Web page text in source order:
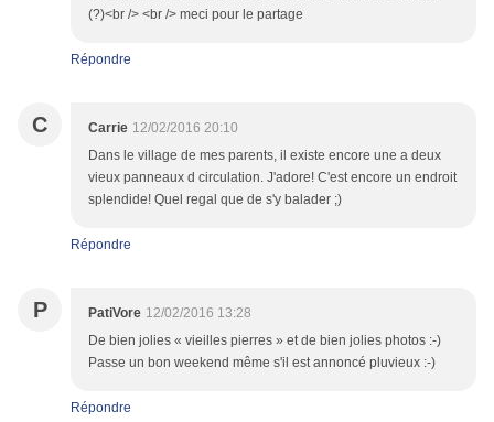
(?)<br /> <br /> meci pour le partage
Répondre
C Carrie 12/02/2016 20:10
Dans le village de mes parents, il existe encore une a deux
vieux panneaux d circulation. J'adore! C'est encore un endroit
splendide! Quel regal que de s'y balader ;)
Répondre
P PatiVore 12/02/2016 13:28
De bien jolies « vieilles pierres » et de bien jolies photos :-)
Passe un bon weekend même s'il est annoncé pluvieux :-)
Répondre